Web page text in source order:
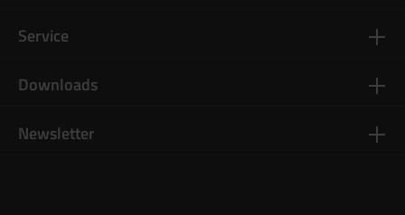
Newsletter
Service
Downloads